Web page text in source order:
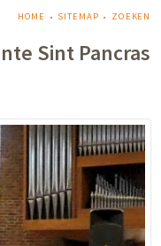
NAVIGATIE
HOME SITEMAP ZOEKEN
Sint Pancras